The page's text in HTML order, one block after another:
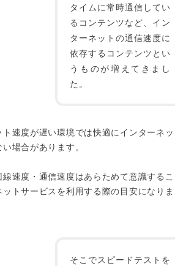
タイムに常時通信してい
るコンテンツなど、イン
ターネットの通信速度に
依存するコンテンツとい
うものが増えてきまし
た。
速度が遅い環境では快適にインターネ
場合があります。
速度・通信速度はあらためて意識する
トサービスを利用する際の目安になりま
そこでスピードテストを